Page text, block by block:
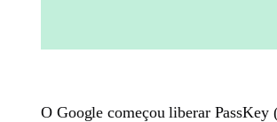
O Google começou liberar PassKey